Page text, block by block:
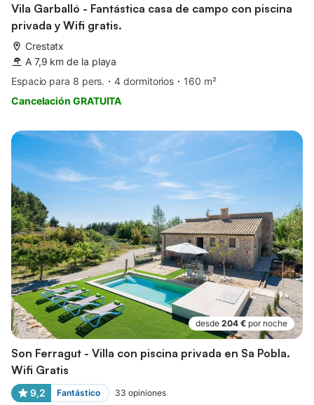
Vila Garballó - Fantástica casa de campo con piscina
privada y Wifi gratis.
Crestatx
A 7,9 km de la playa
Espacio para 8 pers.
4 dormitorios
160 m²
Cancelación GRATUITA
desde 204 € por noche
Son Ferragut - Villa con piscina privada en Sa Pobla.
Wifi Gratis
9,2 Fantástico 33 opiniones